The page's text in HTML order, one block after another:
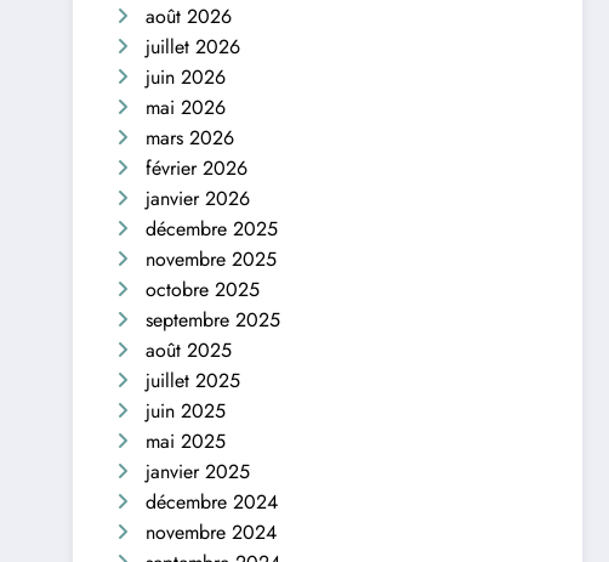
août 2026
juillet 2026
juin 2026
mai 2026
mars 2026
février 2026
janvier 2026
décembre 2025
novembre 2025
octobre 2025
septembre 2025
août 2025
juillet 2025
juin 2025
mai 2025
janvier 2025
décembre 2024
novembre 2024